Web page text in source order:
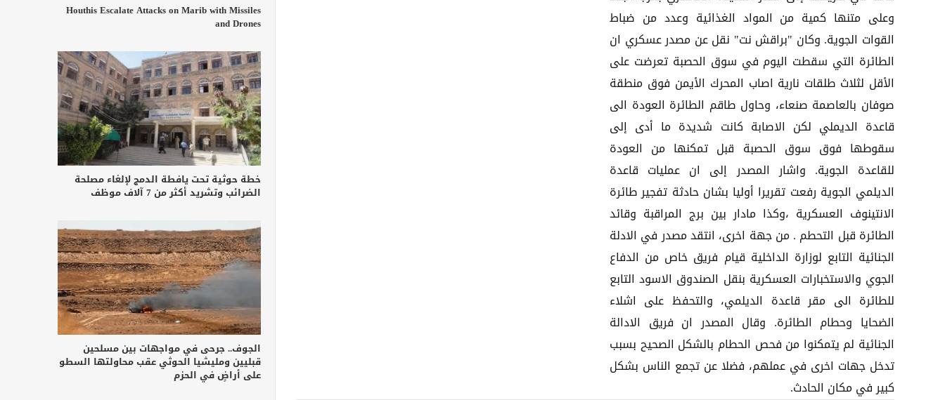
وعلى متنها كمية من المواد الغذائية وعدد من ضباط
القوات الجوية. وكان "براقش نت" نقل عن مصدر عسكري ان
الطائرة التي سقطت اليوم في سوق الحصبة تعرضت على
الأقل لثلاث طلقات نارية اصاب المحرك الأيمن فوق منطقة
صوفان بالعاصمة صنعاء، وحاول طاقم الطائرة العودة الى
قاعدة الديملي لكن الاصابة كانت شديدة ما أدى إلى
سقوطها فوق سوق الحصبة قبل تمكنها من العودة
للقاعدة الجوية. واشار المصدر إلى ان عمليات قاعدة
الديلمي الجوية رفعت تقريرا أوليا بشان حادثة تفجير طائرة
الانتينوف العسكرية ،وكذا مادار بين برج المراقبة وقائد
الطائرة قبل التحطم . من جهة اخرى، انتقد مصدر في الادلة
الجنائية التابع لوزارة الداخلية قيام فريق خاص من الدفاع
الجوي والاستخبارات العسكرية بنقل الصندوق الاسود التابع
للطائرة الى مقر قاعدة الديلمي، والتحفظ على اشلاء
الضحايا وحطام الطائرة. وقال المصدر ان فريق الادالة
الجنائية لم يتمكنوا من فحص الحطام بالشكل الصحيح بسبب
تدخل جهات اخرى في عملهم، فضلا عن تجمع الناس بشكل
كبير في مكان الحادث.
Houthis Escalate Attacks on Marib with Missiles
and Drones
خطة حوثية تحت يافطة الدمج لإلغاء مصلحة
الضرائب وتشريد أكثر من 7 آلاف موظف
الجوف.. جرحى في مواجهات بين مسلحين
قبليين ومليشيا الحوثي عقب محاولتها السطو
على أراضٍ في الحزم